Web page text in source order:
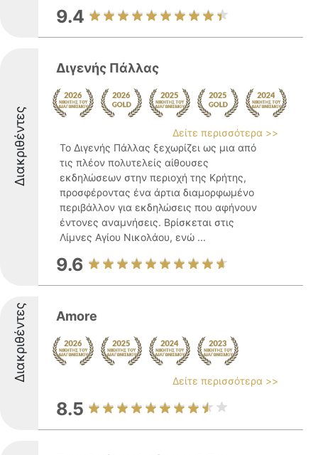
9.4
Διακριθέντες
Διγενής Πάλλας
Δείτε περισσότερα >>
Το Διγενής Πάλλας ξεχωρίζει ως μια από
τις πλέον πολυτελείς αίθουσες
εκδηλώσεων στην περιοχή της Κρήτης,
προσφέροντας ένα άρτια διαμορφωμένο
περιβάλλον για εκδηλώσεις που αφήνουν
έντονες αναμνήσεις. Βρίσκεται στις
Λίμνες Αγίου Νικολάου, ενώ ...
9.6
Διακριθέντες Amore
Δείτε περισσότερα >>
8.5